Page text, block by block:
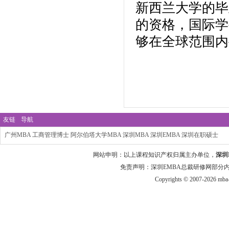
新西兰大学的
的资格，国际
够在全球范围
友链 导航
广州MBA 工商管理博士 阿尔伯塔大学MBA 深圳MBA 深圳EMBA 深圳在职硕士
网站申明：以上课程知识产权归属主办单位， 深
免责声明：深圳EMBA总裁研修网部分
Copyrights © 2007-2026